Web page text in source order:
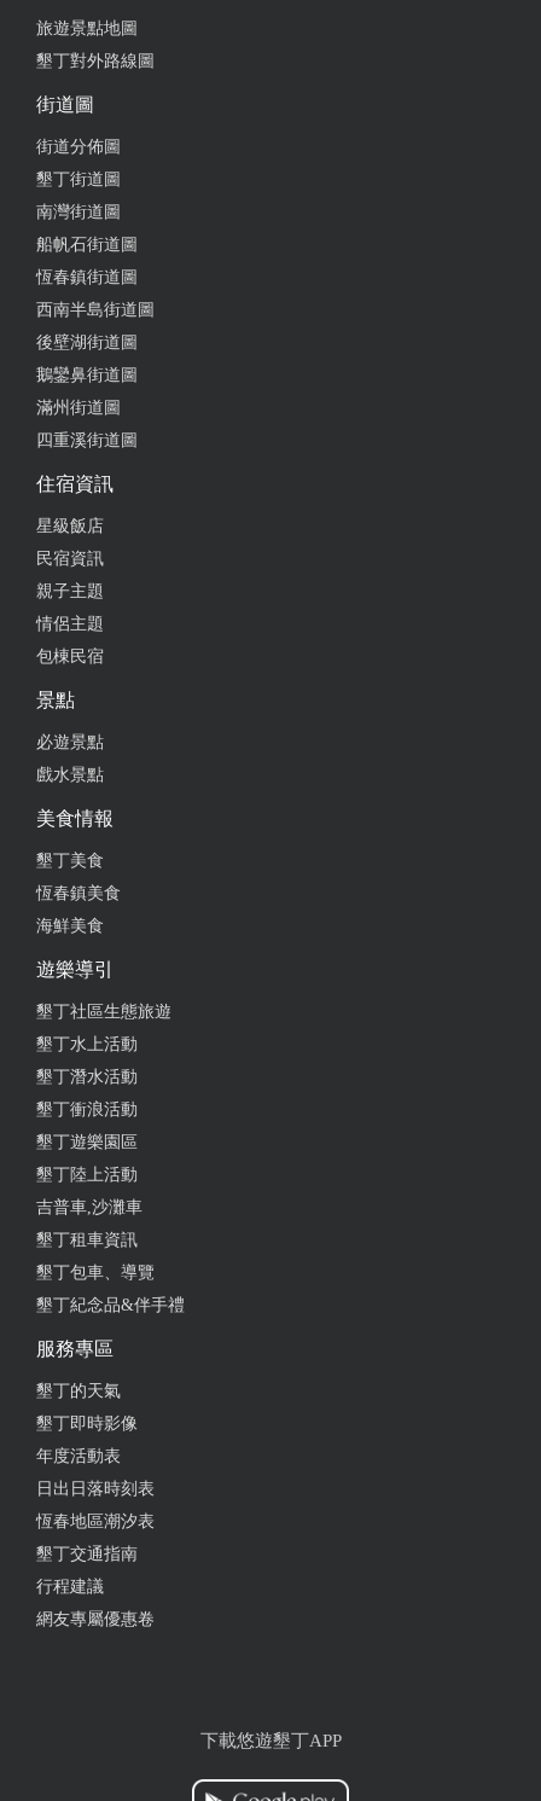
旅遊景點地圖
墾丁對外路線圖
街道圖
街道分佈圖
墾丁街道圖
南灣街道圖
船帆石街道圖
恆春鎮街道圖
西南半島街道圖
後壁湖街道圖
鵝鑾鼻街道圖
滿州街道圖
四重溪街道圖
住宿資訊
星級飯店
民宿資訊
親子主題
情侶主題
包棟民宿
景點
必遊景點
戲水景點
美食情報
墾丁美食
恆春鎮美食
海鮮美食
遊樂導引
墾丁社區生態旅遊
墾丁水上活動
墾丁潛水活動
墾丁衝浪活動
墾丁遊樂園區
墾丁陸上活動
吉普車,沙灘車
墾丁租車資訊
墾丁包車、導覽
墾丁紀念品&伴手禮
服務專區
墾丁的天氣
墾丁即時影像
年度活動表
日出日落時刻表
恆春地區潮汐表
墾丁交通指南
行程建議
網友專屬優惠卷
下載悠遊墾丁APP